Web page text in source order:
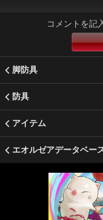
コメントを記
脚防具
防具
アイテム
エオルゼアデータベー